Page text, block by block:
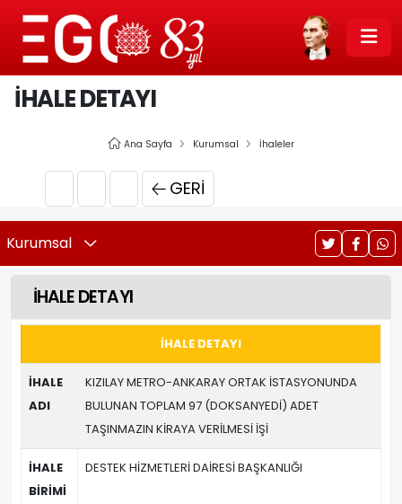
İHALE DETAYI
Ana Sayfa Kurumsal İhaleler
GERI
Kurumsal
İHALE DETAYI
İHALE DETAYI
İHALE
ADI
KIZILAY METRO-ANKARAY ORTAK İSTASYONUNDA
BULUNAN TOPLAM 97 (DOKSANYEDİ) ADET
TAŞINMAZIN KİRAYA VERİLMESİ İŞİ
İHALE
BİRİMİ
DESTEK HİZMETLERİ DAİRESİ BAŞKANLIĞI